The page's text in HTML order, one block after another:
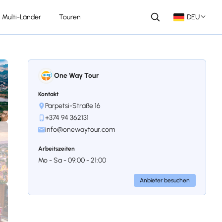
Multi-Länder Touren DEU
One Way Tour
Kontakt
Parpetsi-Straße 16
+374 94 362131
info@onewaytour.com
Arbeitszeiten
Mo - Sa - 09:00 - 21:00
Anbieter besuchen